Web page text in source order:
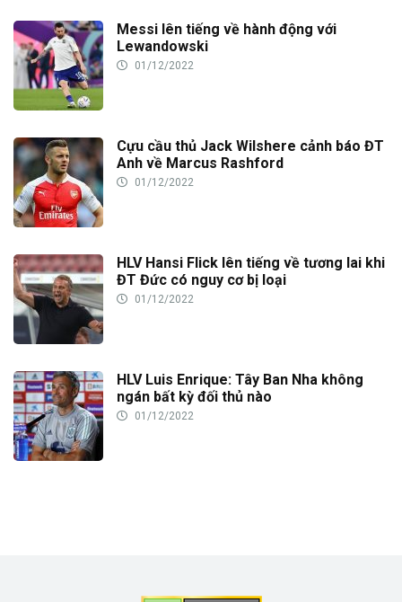
Messi lên tiếng về hành động với
Lewandowski
01/12/2022
Cựu cầu thủ Jack Wilshere cảnh báo ĐT
Anh về Marcus Rashford
01/12/2022
HLV Hansi Flick lên tiếng về tương lai khi
ĐT Đức có nguy cơ bị loại
01/12/2022
HLV Luis Enrique: Tây Ban Nha không
ngán bất kỳ đối thủ nào
01/12/2022